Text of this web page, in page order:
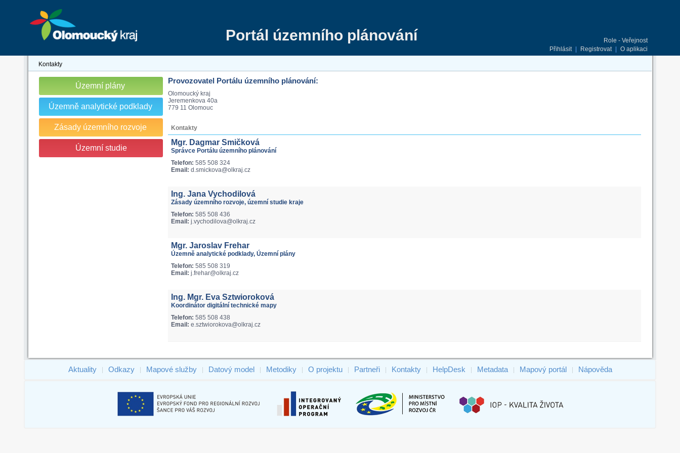
Portál územního plánování
Role - Veřejnost
Přihlásit
Registrovat O aplikaci
Kontakty
Územní plány
Územně analytické podklady
Zásady územního rozvoje
Územní studie
Provozovatel Portálu územního plánování:
Olomoucký kraj
Jeremenkova 40a
779 11 Olomouc
Kontakty
Mgr. Dagmar Smičková
Správce Portálu územního plánování
Telefon: 585 508 324
Email: d.smickova@olkraj.cz
Ing. Jana Vychodilová
Zásady územního rozvoje, územní studie kraje
Telefon: 585 508 436
Email: j.vychodilova@olkraj.cz
Mgr. Jaroslav Frehar
Územně analytické podklady, Územní plány
Telefon: 585 508 319
Email: j.frehar@olkraj.cz
Ing. Mgr. Eva Sztwioroková
Koordinátor digitální technické mapy
Telefon: 585 508 438
Email: e.sztwiorokova@olkraj.cz
Aktuality Odkazy Mapové služby Datový model Metodiky O projektu Partneři Kontakty HelpDesk Metadata Mapový portál Nápověda